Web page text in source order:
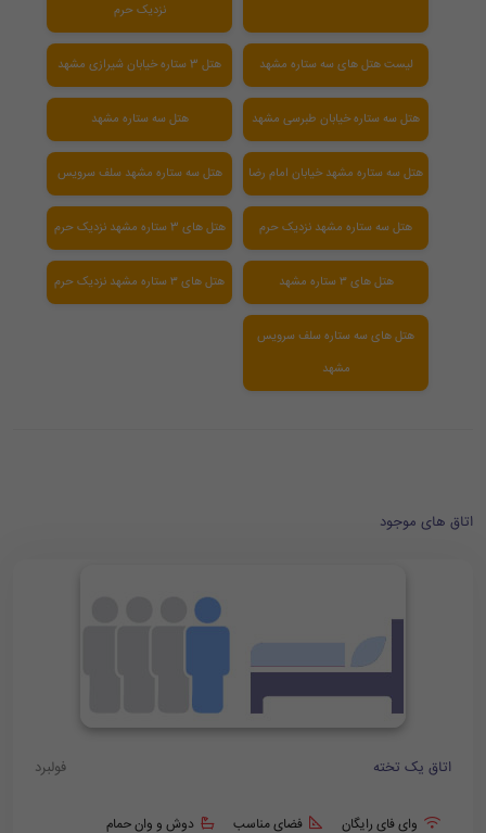
نزدیک حرم
لیست هتل های سه ستاره مشهد هتل 3 ستاره خیابان شیرازی مشهد
هتل سه ستاره خیابان طبرسی مشهد هتل سه ستاره مشهد
هتل سه ستاره مشهد خیابان امام رضا هتل سه ستاره مشهد سلف سرویس
هتل سه ستاره مشهد نزدیک حرم هتل های 3 ستاره مشهد نزدیک حرم
هتل های ۳ ستاره مشهد هتل های ۳ ستاره مشهد نزدیک حرم
هتل های سه ستاره سلف سرویس
مشهد
اتاق های موجود
اتاق یک تخته فولبرد
وای فای رایگان فضای مناسب دوش و وان حمام